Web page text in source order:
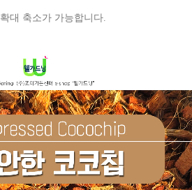
확대 축소가 가능합니다.